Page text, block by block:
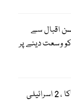
اقبال سے
کو وسعت دینے پر
جنوبی لبنان میں دھماکا ، 2 اسرائیلی